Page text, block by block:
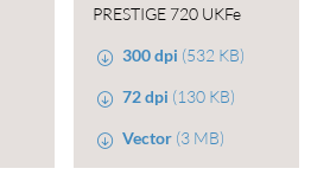
PRESTIGE 720 UKFe
300 dpi (532 KB)
72 dpi (130 KB)
Vector (3 MB)